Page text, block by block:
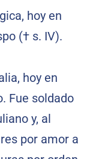
hoy en
(† s. IV).
hoy en
Fue soldado
y, al
por amor a